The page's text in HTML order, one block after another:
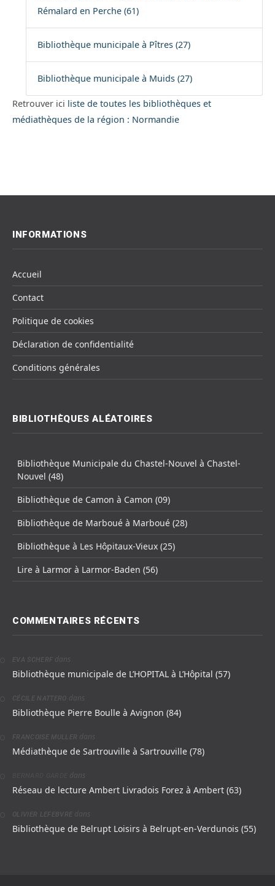
Rémalard en Perche (61)
Bibliothèque municipale à Pîtres (27)
Bibliothèque municipale à Muids (27)
Retrouver ici liste de toutes les bibliothèques et
médiathèques de la région : Normandie
INFORMATIONS
Accueil
Contact
Politique de cookies
Déclaration de confidentialité
Conditions générales
BIBLIOTHÈQUES ALÉATOIRES
Bibliothèque Municipale du Chastel-Nouvel à Chastel-
Nouvel (48)
Bibliothèque de Camon à Camon (09)
Bibliothèque de Marboué à Marboué (28)
Bibliothèque à Les Hôpitaux-Vieux (25)
Lire à Larmor à Larmor-Baden (56)
COMMENTAIRES RÉCENTS
EVA SCHERF dans
Bibliothèque municipale de L’HOPITAL à L’Hôpital (57)
CÉCILE NATTERO dans
Bibliothèque Pierre Boulle à Avignon (84)
FRANCOISE MULLER dans
Médiathèque de Sartrouville à Sartrouville (78)
dans
Réseau de lecture Ambert Livradois Forez à Ambert (63)
OLIVIER LEFEBVRE dans
Bibliothèque de Belrupt Loisirs à Belrupt-en-Verdunois (55)